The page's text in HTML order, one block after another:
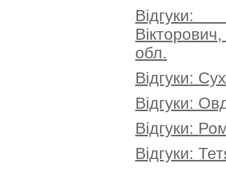
обл.
Відгуки:
Відгуки:
Відгуки:
Відгуки: